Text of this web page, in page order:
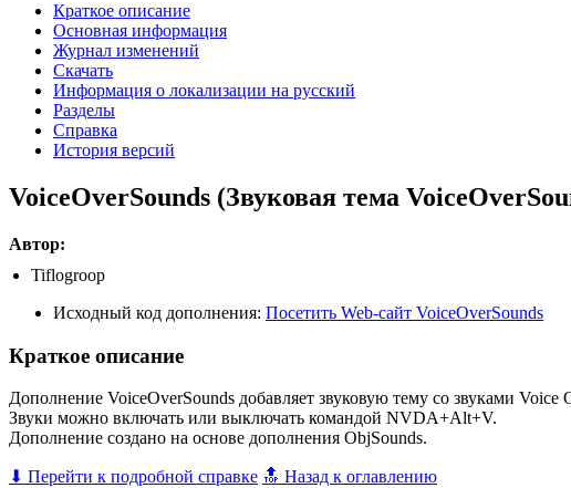
Краткое описание
Основная информация
Журнал изменений
Скачать
Информация о локализации на русский
Разделы
Справка
История версий
VoiceOverSounds (Звуковая тема
Автор:
Tiflogroop
Исходный код дополнения: Посетить Web-сайт VoiceOverSounds
Краткое описание
Дополнение VoiceOverSounds добавляет звуковую тему со звуками Voice
Звуки можно включать или выключать командой NVDA+Alt+V.
Дополнение создано на основе дополнения ObjSounds.
⬇ Перейти к подробной справке 🔝 Назад к оглавлению